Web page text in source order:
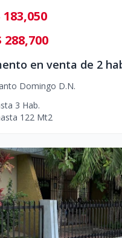
183,050
288,700
Domingo D.N.
3 Hab.
122 Mt2